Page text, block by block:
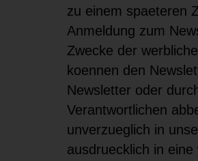
zu einem spaeteren
Anmeldung zum
Zwecke der
koennen den
Newsletter oder
Verantwortlichen
unverzueglich in
ausdruecklich in